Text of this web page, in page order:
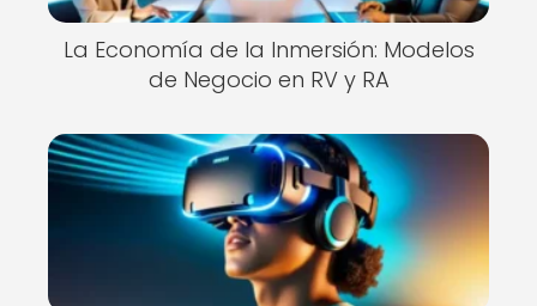
La Economía de la Inmersión: Modelos
de Negocio en RV y RA